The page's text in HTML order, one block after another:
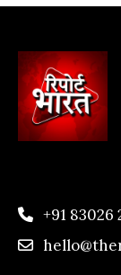
+91 83026